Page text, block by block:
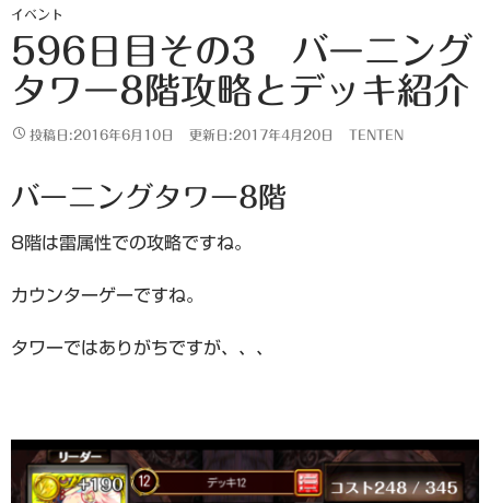
キ
ッ
プ
イベント
596日目その3 バーニング
タワー8階攻略とデッキ紹介
投稿日:2016年6月10日 更新日:2017年4月20日 TENTEN
バーニングタワー8階
8階は雷属性での攻略ですね。
カウンターゲーですね。
タワーではありがちですが、、、